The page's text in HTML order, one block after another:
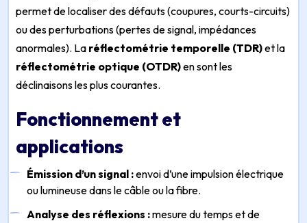
permet de localiser des défauts (coupures, courts-circuits)
ou des perturbations (pertes de signal, impédances
anormales). La réflectométrie temporelle (TDR)et la
réflectométrie optique (OTDR)en sont les
déclinaisons les plus courantes.
Fonctionnement et
applications
Émission d’un signal :envoi d’une impulsion électrique
ou lumineuse dans le câble ou la fibre.
Analyse des réflexions :mesure du temps et de